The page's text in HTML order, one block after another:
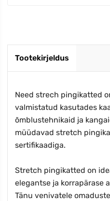
Tootekirjeldus
Need strech pingikatted
valmistatud kasutades
õmblustehnikaid ja
müüdavad stretch
sertifikaadiga.
Stretch pingikatted on
elegantse ja korrapärase
Tänu venivatele